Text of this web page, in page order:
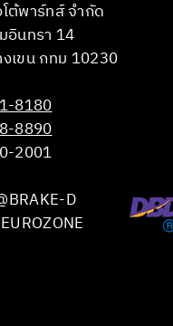
ต้พาร์ทส์ จำกัด
อินทรา 14
เขน กทม 10230
8180
8890
2001
D